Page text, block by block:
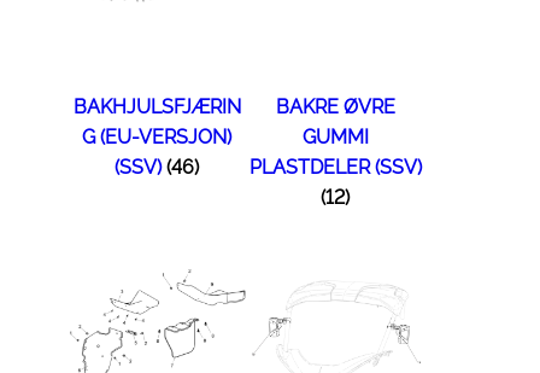
BAKHJULSFJÆRIN
G (EU-VERSJON)
(SSV)(46)
BAKRE ØVRE
GUMMI
PLASTDELER (SSV)
(12)